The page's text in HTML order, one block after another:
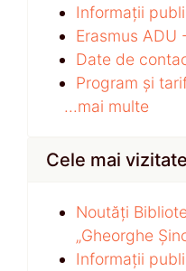
Informații
Erasmus ADU
Date de
Program și
...mai multe
Cele mai vizitate
Noutăți
„Gheorghe
Informații